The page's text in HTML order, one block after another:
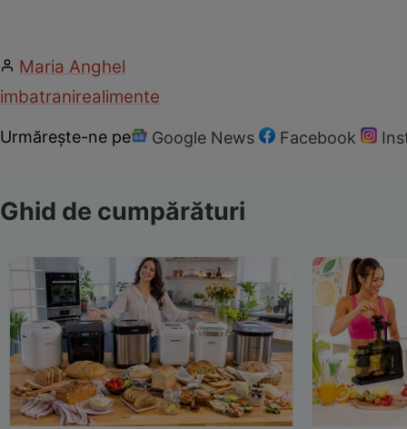
Maria Anghel
imbatranirealimente
Urmărește-ne pe Google News Facebook
Ghid de cumpărături